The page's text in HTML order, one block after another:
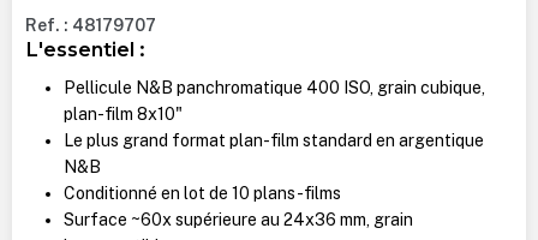
Ref. : 48179707
L'essentiel :
Pellicule N&B panchromatique 400 ISO, grain cubique,
plan-film 8x10"
Le plus grand format plan-film standard en argentique
N&B
Conditionné en lot de 10 plans-films
Surface ~60x supérieure au 24x36 mm, grain